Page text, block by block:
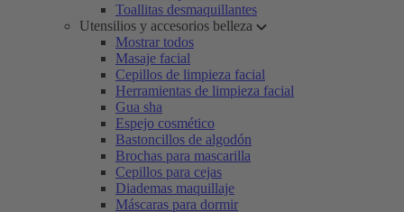
Toallitas desmaquillantes
Utensilios y accesorios belleza
Mostrar todos
Masaje facial
Cepillos de limpieza facial
Herramientas de limpieza facial
Gua sha
Espejo cosmético
Bastoncillos de algodón
Brochas para mascarilla
Cepillos para cejas
Diademas maquillaje
Máscaras para dormir